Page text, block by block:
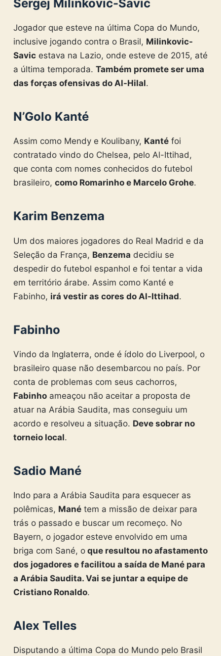
Sergej Milinković-Savić
Jogador que esteve na última Copa do Mundo,
inclusive jogando contra o Brasil, Milinkovic-
Savicestava na Lazio, onde esteve de 2015, até
a última temporada. Também promete ser uma
das forças ofensivas do Al-Hilal.
N’Golo Kanté
Assim como Mendy e Koulibany, Kantéfoi
contratado vindo do Chelsea, pelo Al-Ittihad,
que conta com nomes conhecidos do futebol
brasileiro, como Romarinho e Marcelo Grohe.
Karim Benzema
Um dos maiores jogadores do Real Madrid e da
Seleção da França, Benzema decidiu se
despedir do futebol espanhol e foi tentar a vida
em território árabe. Assim como Kanté e
Fabinho, irá vestir as cores do Al-Ittihad.
Fabinho
Vindo da Inglaterra, onde é ídolo do Liverpool, o
brasileiro quase não desembarcou no país. Por
conta de problemas com seus cachorros,
Fabinhoameaçou não aceitar a proposta de
atuar na Arábia Saudita, mas conseguiu um
acordo e resolveu a situação. Deve sobrar no
torneio local.
Sadio Mané
Indo para a Arábia Saudita para esquecer as
polêmicas, Manétem a missão de deixar para
trás o passado e buscar um recomeço. No
Bayern, o jogador esteve envolvido em uma
briga com Sané, oque resultou no afastamento
dos jogadores e facilitou a saída de Mané para
a Arábia Saudita. Vai se juntar a equipe de
Cristiano Ronaldo.
Alex Telles
Disputando a última Copa do Mundo pelo Brasil